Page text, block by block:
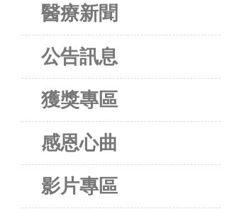
醫療新聞
公告訊息
獲獎專區
感恩心曲
影片專區